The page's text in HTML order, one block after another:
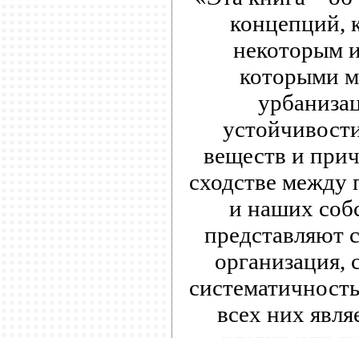
концепций,
некоторым
которыми
веществ и
сходстве между
и наших
представляют
организация,
всех них